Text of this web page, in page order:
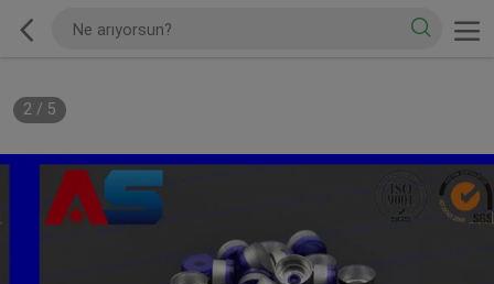
2/ 5